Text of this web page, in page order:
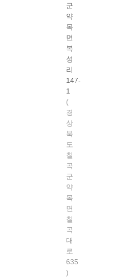
군
약
목
면
복
성
리
147-
1
경
상
북
도
칠
곡
군
약
목
면
칠
곡
대
로
635